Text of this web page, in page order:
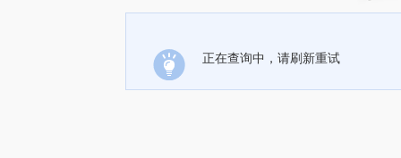
正在查询中，请刷新重试